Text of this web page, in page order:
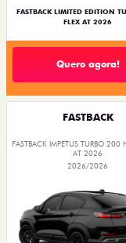
FASTBACK LIMITED EDITION
FLEX AT 2026
Quero agora!
FASTBACK
FASTBACK IMPETUS TURBO 200
AT 2026
2026/2026